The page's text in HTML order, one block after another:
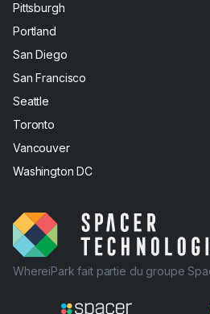
Pittsburgh
Portland
San Diego
San Francisco
Seattle
Toronto
Vancouver
Washington DC
WhereiPark fait partie du groupe